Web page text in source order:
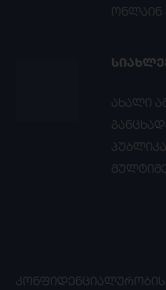
ონლაინ
ახალი